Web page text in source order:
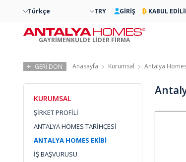
GERİ DÖN Anasayfa Kurumsal Antalya
KURUMSAL
ŞİRKET PROFİLİ
ANTALYA HOMES TARİHÇESİ
ANTALYA HOMES EKİBİ
İŞ BAŞVURUSU
Türkçe TRY GİRİŞ KABUL
GAYRİMENKULDE LİDER FİRMA